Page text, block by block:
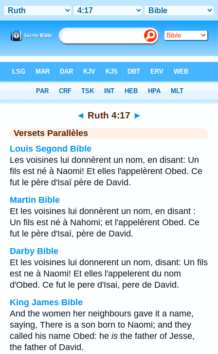
Chapitre 4 > Verset 17
◄ Ruth 4:17 ►
Versets Parallèles
Louis Segond Bible
Les voisines lui donnèrent un nom, en disant: Un
fils est né à Naomi! Et elles l'appelèrent Obed. Ce
fut le père d'Isaï père de David.
Martin Bible
Et les voisines lui donnèrent un nom, en disant :
Un fils est né à Nahomi; et l'appelèrent Obed. Ce
fut le père d'Isaï, père de David.
Darby Bible
Et les voisines lui donnerent un nom, disant: Un fils
est ne à Naomi! Et elles l'appelerent du nom
d'Obed. Ce fut le pere d'Isai, pere de David.
King James Bible
And the women her neighbours gave it a name,
saying, There is a son born to Naomi; and they
called his name Obed: he is the father of Jesse,
the father of David.